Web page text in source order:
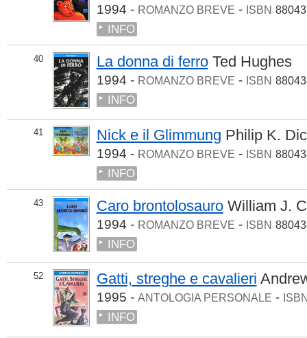
1994 - ROMANZO BREVE - ISBN
INFO
40 La donna di ferro Ted Hughes
1994 - ROMANZO BREVE - ISBN
INFO
41 Nick e il Glimmung Philip K.
1994 - ROMANZO BREVE - ISBN
INFO
43 Caro brontolosauro William J.
1994 - ROMANZO BREVE - ISBN
INFO
52 Gatti, streghe e cavalieri
1995 - ANTOLOGIA PERSONALE -
INFO